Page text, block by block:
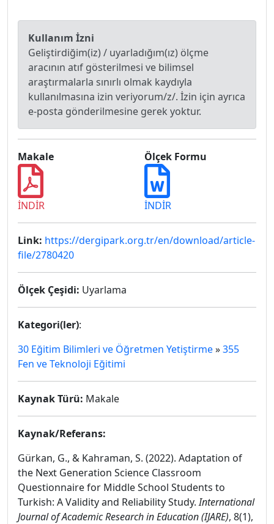
Kullanım İzni
Geliştirdiğim(iz) / uyarladığım(ız) ölçme
aracının atıf gösterilmesi ve bilimsel
araştırmalarla sınırlı olmak kaydıyla
kullanılmasına izin veriyorum/z/. İzin için ayrıca
e-posta gönderilmesine gerek yoktur.
Makale
İNDİR
Ölçek Formu
İNDİR
Link: https://dergipark.org.tr/en/download/article-
file/2780420
Ölçek Çeşidi: Uyarlama
Kategori(ler):
30 Eğitim Bilimleri ve Öğretmen Yetiştirme»355
Fen ve Teknoloji Eğitimi
Kaynak Türü: Makale
Kaynak/Referans:
Gürkan, G., & Kahraman, S. (2022). Adaptation of
the Next Generation Science Classroom
Questionnaire for Middle School Students to
Turkish: A Validity and Reliability Study.International
Journal of Academic Research in Education (IJARE), 8(1),